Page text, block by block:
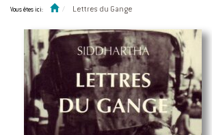
Vous êtes ici: Lettres du Gange